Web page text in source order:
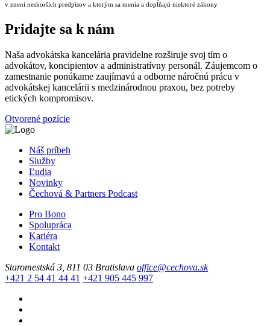
v znení neskorších predpisov a ktorým sa menia a dopĺňajú niektoré zákony
Pridajte sa k nám
Naša advokátska kancelária pravidelne rozširuje svoj tím o
advokátov, koncipientov a administratívny personál. Záujemcom o
zamestnanie ponúkame zaujímavú a odborne náročnú prácu v
advokátskej kancelárii s medzinárodnou praxou, bez potreby
etických kompromisov.
Otvorené pozície
Náš príbeh
Služby
Ľudia
Novinky
Čechová & Partners Podcast
Pro Bono
Spolupráca
Kariéra
Kontakt
Staromestská 3, 811 03 Bratislava office@cechova.sk
+421 2 54 41 44 41 +421 905 445 997